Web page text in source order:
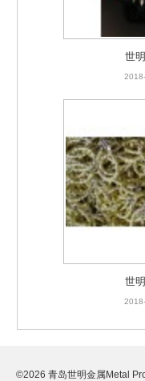
世
世
©2026 青岛世明金属Metal